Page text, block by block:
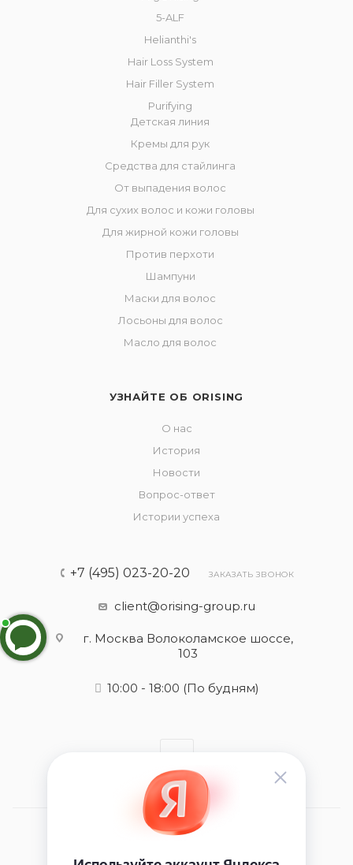
5-ALF
Helianthi's
Hair Loss System
Hair Filler System
Purifying
Детская линия
Кремы для рук
Средства для стайлинга
От выпадения волос
Для сухих волос и кожи головы
Для жирной кожи головы
Против перхоти
Шампуни
Маски для волос
Лосьоны для волос
Масло для волос
УЗНАЙТЕ ОБ ORISING
О нас
История
Новости
Вопрос-ответ
Истории успеха
+7 (495) 023-20-20 ЗАКАЗАТЬ ЗВОНОК
client@orising-group.ru
г. Москва Волоколамское шоссе,
103
10:00 - 18:00 (По будням)